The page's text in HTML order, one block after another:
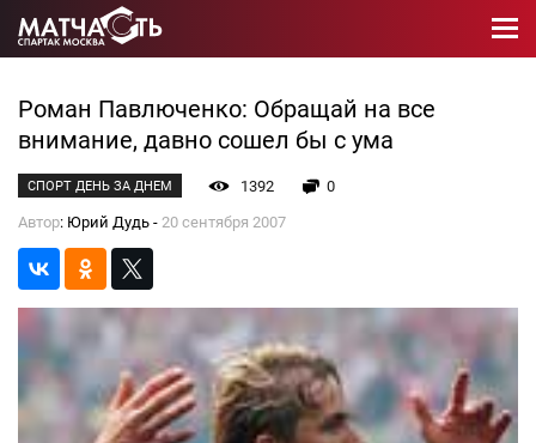
Роман Павлюченко: Обращай на все
внимание, давно сошел бы с ума
СПОРТ ДЕНЬ ЗА ДНЕМ 1392
0
Автор: Юрий Дудь - 20 сентября 2007